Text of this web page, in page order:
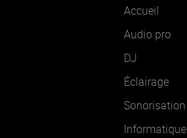
Accueil
Audio pro
DJ
Éclairage
Sonorisation
Informatique